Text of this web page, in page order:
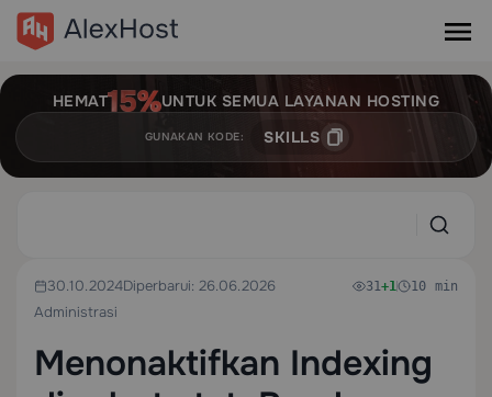
HEMAT UNTUK SEMUA LAYANAN HOSTING
GUNAKAN KODE: SKILLS
30.10.2024Diperbarui: 26.06.2026
Administrasi
31+1 10 min
Menonaktifkan Indexing